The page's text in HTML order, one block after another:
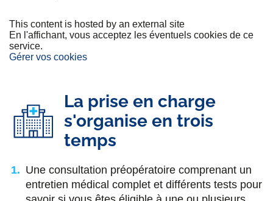
This content is hosted by an external site
En l'affichant, vous acceptez les éventuels cookies de ce
service.
Gérer vos cookies
La prise en charge
s'organise en trois
temps
Une consultation préopératoire comprenant un
entretien médical complet et différents tests pour